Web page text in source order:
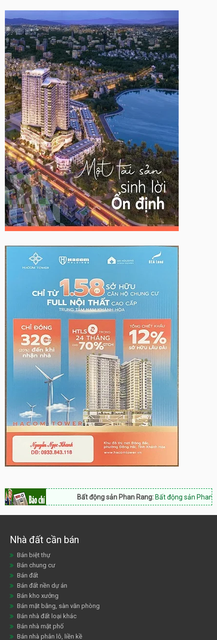
Bất động sản Phan Rang:Bất động sản Phan
Nhà đất cần bán
Bán biệt thự
Bán chung cư
Bán đất
Bán đất nền dự án
Bán kho xưởng
Bán mặt bằng, sàn văn phòng
Bán nhà đất loại khác
Bán nhà mặt phố
Bán nhà phân lô, liền kề